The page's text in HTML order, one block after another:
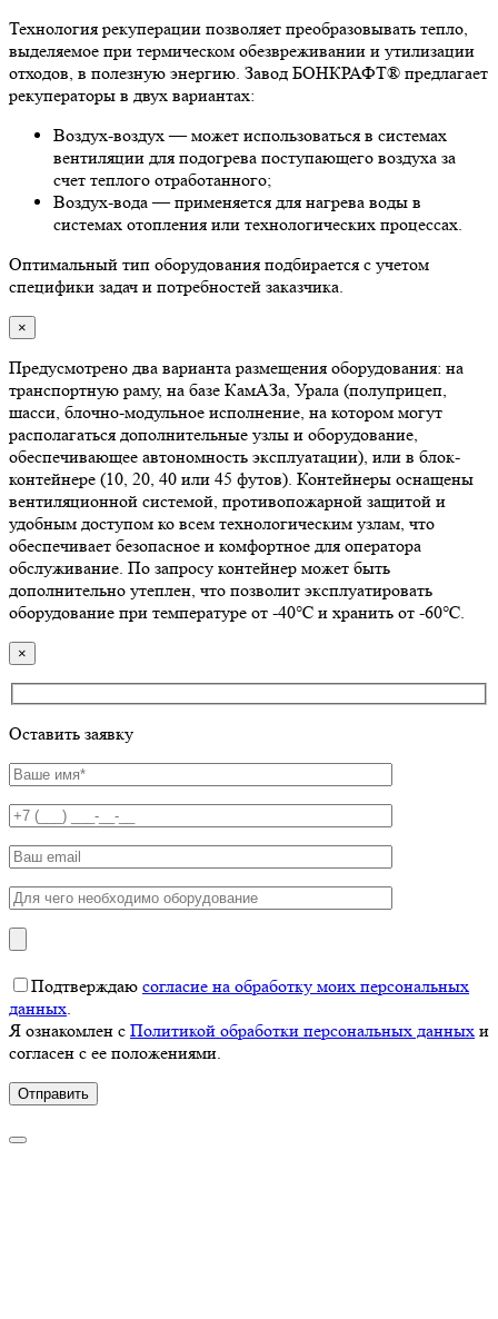
Технология рекуперации позволяет преобразовывать тепло,
выделяемое при термическом обезвреживании и утилизации
отходов, в полезную энергию. Завод БОНКРАФТ® предлагает
рекуператоры в двух вариантах:
Воздух-воздух — может использоваться в системах
вентиляции для подогрева поступающего воздуха за
счет теплого отработанного;
Воздух-вода — применяется для нагрева воды в
системах отопления или технологических процессах.
Оптимальный тип оборудования подбирается с учетом
специфики задач и потребностей заказчика.
×
Предусмотрено два варианта размещения оборудования: на
транспортную раму, на базе КамАЗа, Урала (полуприцеп,
шасси, блочно-модульное исполнение, на котором могут
располагаться дополнительные узлы и оборудование,
обеспечивающее автономность эксплуатации), или в блок-
контейнере (10, 20, 40 или 45 футов). Контейнеры оснащены
вентиляционной системой, противопожарной защитой и
удобным доступом ко всем технологическим узлам, что
обеспечивает безопасное и комфортное для оператора
обслуживание. По запросу контейнер может быть
дополнительно утеплен, что позволит эксплуатировать
оборудование при температуре от -40℃ и хранить от -60℃.
×
Оставить заявку
Подтверждаю согласие на обработку моих персональных
данных.
Я ознакомлен с Политикой обработки персональных данных и
согласен с ее положениями.